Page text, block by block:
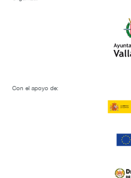
Con el apoyo de: